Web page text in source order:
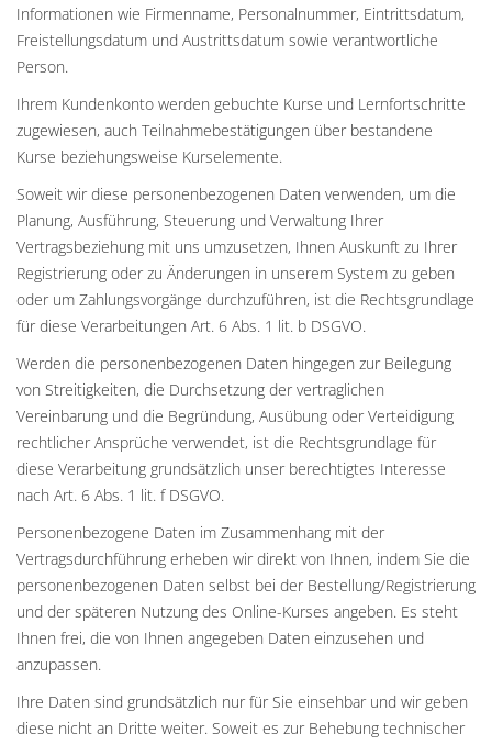
Informationen wie Firmenname, Personalnummer, Eintrittsdatum,
Freistellungsdatum und Austrittsdatum sowie verantwortliche
Person.
Ihrem Kundenkonto werden gebuchte Kurse und Lernfortschritte
zugewiesen, auch Teilnahmebestätigungen über bestandene
Kurse beziehungsweise Kurselemente.
Soweit wir diese personenbezogenen Daten verwenden, um die
Planung, Ausführung, Steuerung und Verwaltung Ihrer
Vertragsbeziehung mit uns umzusetzen, Ihnen Auskunft zu Ihrer
Registrierung oder zu Änderungen in unserem System zu geben
oder um Zahlungsvorgänge durchzuführen, ist die Rechtsgrundlage
für diese Verarbeitungen Art. 6 Abs. 1 lit. b DSGVO.
Werden die personenbezogenen Daten hingegen zur Beilegung
von Streitigkeiten, die Durchsetzung der vertraglichen
Vereinbarung und die Begründung, Ausübung oder Verteidigung
rechtlicher Ansprüche verwendet, ist die Rechtsgrundlage für
diese Verarbeitung grundsätzlich unser berechtigtes Interesse
nach Art. 6 Abs. 1 lit. f DSGVO.
Personenbezogene Daten im Zusammenhang mit der
Vertragsdurchführung erheben wir direkt von Ihnen, indem Sie die
personenbezogenen Daten selbst bei der Bestellung/Registrierung
und der späteren Nutzung des Online-Kurses angeben. Es steht
Ihnen frei, die von Ihnen angegeben Daten einzusehen und
anzupassen.
Ihre Daten sind grundsätzlich nur für Sie einsehbar und wir geben
diese nicht an Dritte weiter. Soweit es zur Behebung technischer